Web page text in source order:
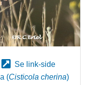
Se link-side
(Cisticola cherina)